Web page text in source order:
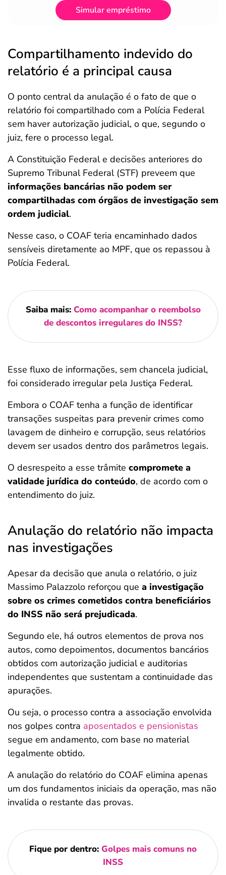
Simular empréstimo
Compartilhamento indevido do
relatório é a principal causa
O ponto central da anulação é o fato de que o
relatório foi compartilhado com a Polícia Federal
sem haver autorização judicial, o que, segundo o
juiz, fere o processo legal.
A Constituição Federal e decisões anteriores do
Supremo Tribunal Federal (STF) preveem que
informações bancárias não podem ser
compartilhadas com órgãos de investigação sem
ordem judicial.
Nesse caso, o COAF teria encaminhado dados
sensíveis diretamente ao MPF, que os repassou à
Polícia Federal.
Saiba mais: Como acompanhar o reembolso
de descontos irregulares do INSS?
Esse fluxo de informações, sem chancela judicial,
foi considerado irregular pela Justiça Federal.
Embora o COAF tenha a função de identificar
transações suspeitas para prevenir crimes como
lavagem de dinheiro e corrupção, seus relatórios
devem ser usados dentro dos parâmetros legais.
O desrespeito a esse trâmite compromete a
validade jurídica do conteúdo, de acordo com o
entendimento do juiz.
Anulação do relatório não impacta
nas investigações
Apesar da decisão que anula o relatório, o juiz
Massimo Palazzolo reforçou que a investigação
sobre os crimes cometidos contra beneficiários
do INSS não será prejudicada.
Segundo ele, há outros elementos de prova nos
autos, como depoimentos, documentos bancários
obtidos com autorização judicial e auditorias
independentes que sustentam a continuidade das
apurações.
Ou seja, o processo contra a associação envolvida
nos golpes contra aposentados e pensionistas
segue em andamento, com base no material
legalmente obtido.
A anulação do relatório do COAF elimina apenas
um dos fundamentos iniciais da operação, mas não
invalida o restante das provas.
Fique por dentro: Golpes mais comuns no
INSS